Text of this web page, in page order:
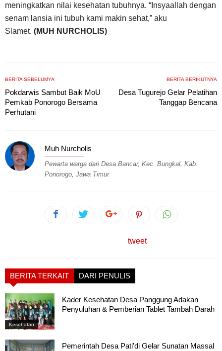
meningkatkan nilai kesehatan tubuhnya. “Insyaallah dengan
senam lansia ini tubuh kami makin sehat,” aku
Slamet. (MUH NURCHOLIS)
BERITA SEBELUMYA
Pokdarwis Sambut Baik MoU
Pemkab Ponorogo Bersama
Perhutani
BERITA BERIKUTNYA
Desa Tugurejo Gelar Pelatihan
Tanggap Bencana
Muh Nurcholis
Pewarta warga dari Desa Bancar, Kec. Bungkal, Kab.
Ponorogo, Jawa Timur
tweet
BERITA TERKAIT DARI PENULIS
Kesehatan
Kader Kesehatan Desa Panggung Adakan
Penyuluhan & Pemberian Tablet Tambah Darah
Pemerintah Desa Pati’di Gelar Sunatan Massal